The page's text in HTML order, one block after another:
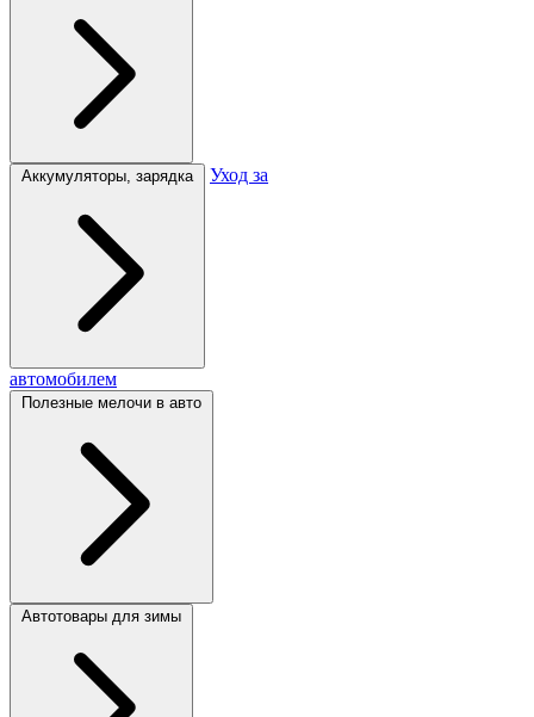
Аккумуляторы, зарядка Уход за
автомобилем
Полезные мелочи в авто
Автотовары для зимы